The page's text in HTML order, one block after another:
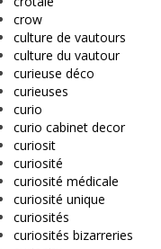
crow
culture de vautours
culture du vautour
curieuse déco
curieuses
curio
curio cabinet decor
curiosit
curiosité
curiosité médicale
curiosité unique
curiosités
curiosités bizarreries